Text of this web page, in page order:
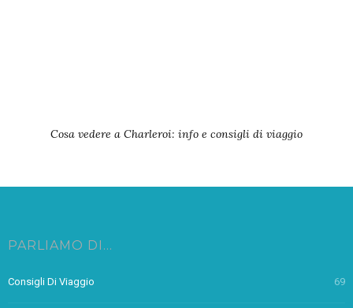
Cosa vedere a Charleroi: info e consigli di viaggio
PARLIAMO DI…
Consigli Di Viaggio 69